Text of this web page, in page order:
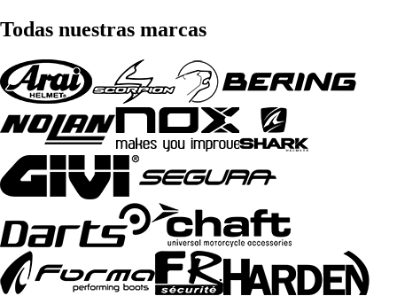
Todas nuestras marcas